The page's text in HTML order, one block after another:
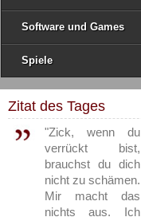
Software und Games
Spiele
Zitat des Tages
"Zick, wenn du
verrückt bist,
brauchst du dich
nicht zu schämen.
Mir macht das
nichts aus. Ich